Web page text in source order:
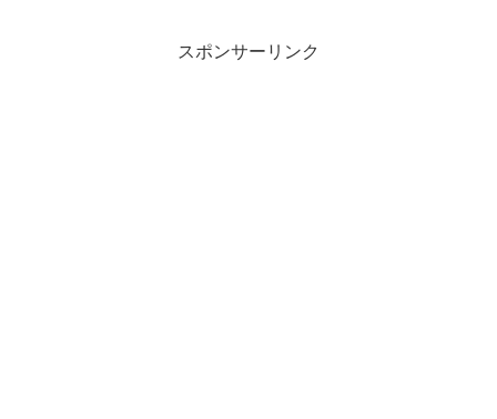
スポンサーリンク